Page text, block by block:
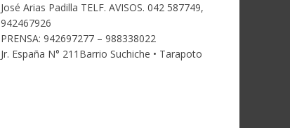
José Arias Padilla TELF. AVISOS. 042 587749,
942467926
PRENSA: 942697277 – 988338022
Jr. España N° 211Barrio Suchiche • Tarapoto